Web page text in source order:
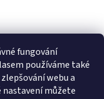
fungování
používáme také
webu a
nastavení můžete